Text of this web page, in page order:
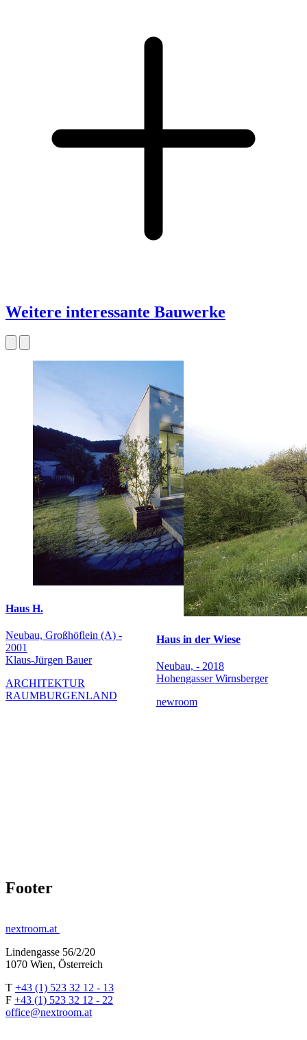
Weitere interessante Bauwerke
Haus H.
Neubau, Großhöflein (A) -
2001
Klaus-Jürgen Bauer
ARCHITEKTUR
RAUMBURGENLAND
Haus in der Wiese
Neubau, - 2018
Hohengasser Wirnsberger
newroom
Footer
nextroom.at
Lindengasse 56/2/20
1070 Wien, Österreich
T +43 (1) 523 32 12 - 13
F +43 (1) 523 32 12 - 22
office@nextroom.at